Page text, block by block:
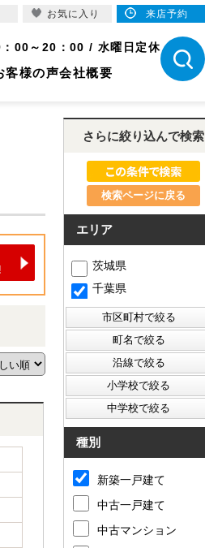
00～20：00 / 水曜日定休
客様の声会社概要
さらに絞り込んで検索
検索ページに戻る
エリア
茨城県
千葉県
種別
新築一戸建て
中古一戸建て
中古マンション
お気に入り 来店予約